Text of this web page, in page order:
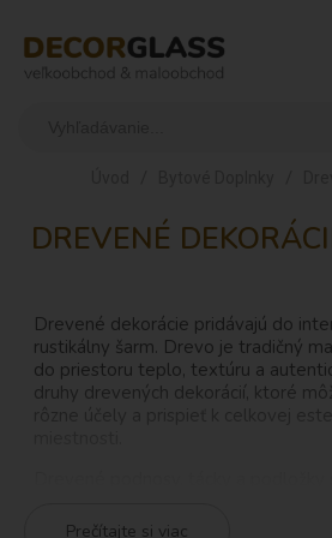
DREVENÉ
Drevené dekorácie pridávajú do
rustikálny šarm. Drevo je tradičný
do priestoru teplo, textúru a
druhy drevených dekorácií, ktoré
pitia či dekorácie na stole. Sú
Prečítajte si viac